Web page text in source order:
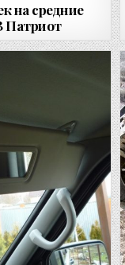
на средние
Патриот